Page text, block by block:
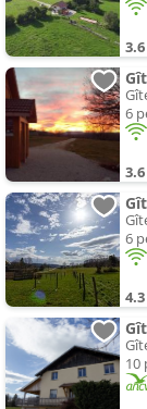
6
6
10